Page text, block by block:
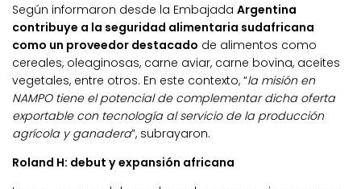
Según informaron desde la Embajada Argentina
contribuye a la seguridad alimentaria sudafricana
como un proveedor destacado de alimentos como
cereales, oleaginosas, carne aviar, carne bovina, aceites
vegetales, entre otros. En este contexto, “la misión en
NAMPO tiene el potencial de complementar dicha oferta
exportable con tecnología al servicio de la producción
agrícola y ganadera”, subrayaron.
Roland H: debut y expansión africana